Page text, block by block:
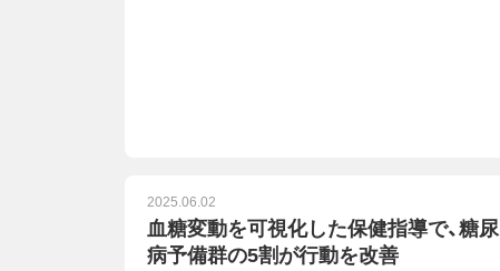
2025.06.02
血糖変動を可視化した保健指導で、糖尿
病予備群の5割が行動を改善